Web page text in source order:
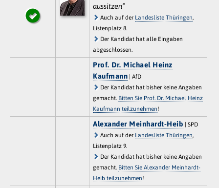
aussitzen“
Auch auf der Landesliste Thüringen,
Listenplatz 8.
Der Kandidat hat alle Eingaben
abgeschlossen.
Prof. Dr. Michael Heinz
Kaufmann | AfD
Der Kandidat hat bisher keine Angaben
gemacht. Bitten Sie Prof. Dr. Michael Heinz
Kaufmann teilzunehmen!
Alexander Meinhardt-Heib | SPD
Auch auf der Landesliste Thüringen,
Listenplatz 9.
Der Kandidat hat bisher keine Angaben
gemacht. Bitten Sie Alexander Meinhardt-
Heib teilzunehmen!